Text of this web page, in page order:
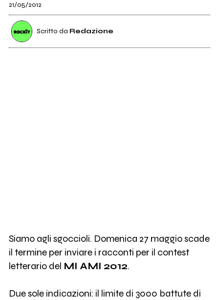
21/05/2012
Scritto da Redazione
Siamo agli sgoccioli. Domenica 27 maggio scade
il termine per inviare i racconti per il contest
letterario del MI AMI 2012.
Due sole indicazioni: il limite di 3000 battute di